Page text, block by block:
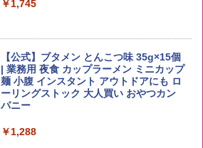
野沢農産 無洗米 青い流るる コシヒカリ
5kg 長野県産 令和7年産
￥3,325
角瓶 2700ml サントリー ウイスキー ハ
イボール 大容量
￥1,745
【公式】ブタメン とんこつ味 35g×15個
| 業務用 夜食 カップラーメン ミニカップ
麺 小腹 インスタント アウトドアにも ロ
ーリングストック 大人買い おやつカン
パニー
￥1,288